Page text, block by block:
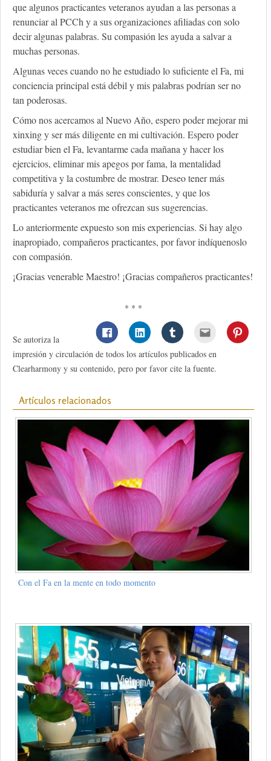
que algunos practicantes veteranos ayudan a las personas a
renunciar al PCCh y a sus organizaciones afiliadas con solo
decir algunas palabras. Su compasión les ayuda a salvar a
muchas personas.
Algunas veces cuando no he estudiado lo suficiente el Fa, mi
conciencia principal está débil y mis palabras podrían ser no
tan poderosas.
Cómo nos acercamos al Nuevo Año, espero poder mejorar mi
xinxing y ser más diligente en mi cultivación. Espero poder
estudiar bien el Fa, levantarme cada mañana y hacer los
ejercicios, eliminar mis apegos por fama, la mentalidad
competitiva y la costumbre de mostrar. Deseo tener más
sabiduría y salvar a más seres conscientes, y que los
practicantes veteranos me ofrezcan sus sugerencias.
Lo anteriormente expuesto son mis experiencias. Si hay algo
inapropiado, compañeros practicantes, por favor indíquenoslo
con compasión.
¡Gracias venerable Maestro! ¡Gracias compañeros practicantes!
* * *
Se autoriza la
impresión y circulación de todos los artículos publicados en
Clearharmony y su contenido, pero por favor cite la fuente.
Artículos relacionados
Con el Fa en la mente en todo momento